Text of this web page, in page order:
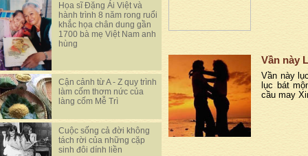
Họa sĩ Đặng Ái Việt và
hành trình 8 năm rong ruổi
khắc họa chân dung gần
1700 bà mẹ Việt Nam anh
hùng
Cận cảnh từ A - Z quy trình
làm cốm thơm nức của
làng cốm Mễ Trì
Cuộc sống cả đời không
tách rời của những cặp
sinh đôi dính liền
Vần này
Vần này
lục bát
cầu may